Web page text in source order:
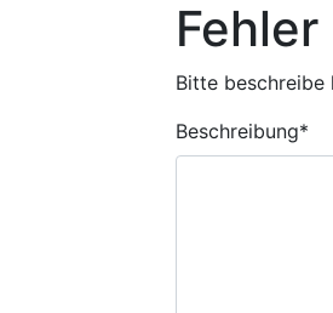
Bitte beschreibe
Beschreibung*